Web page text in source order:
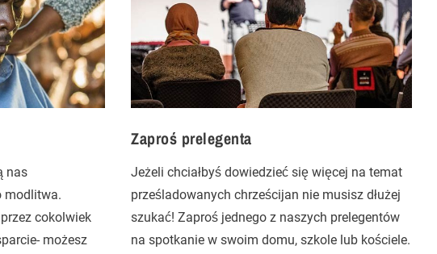
nas
modlitwa.
cokolwiek
możesz
Zaproś prelegenta
Jeżeli chciałbyś dowiedzieć się więcej na temat
prześladowanych chrześcijan nie musisz dłużej
szukać! Zaproś jednego z naszych prelegentów
na spotkanie w swoim domu, szkole lub kościele.